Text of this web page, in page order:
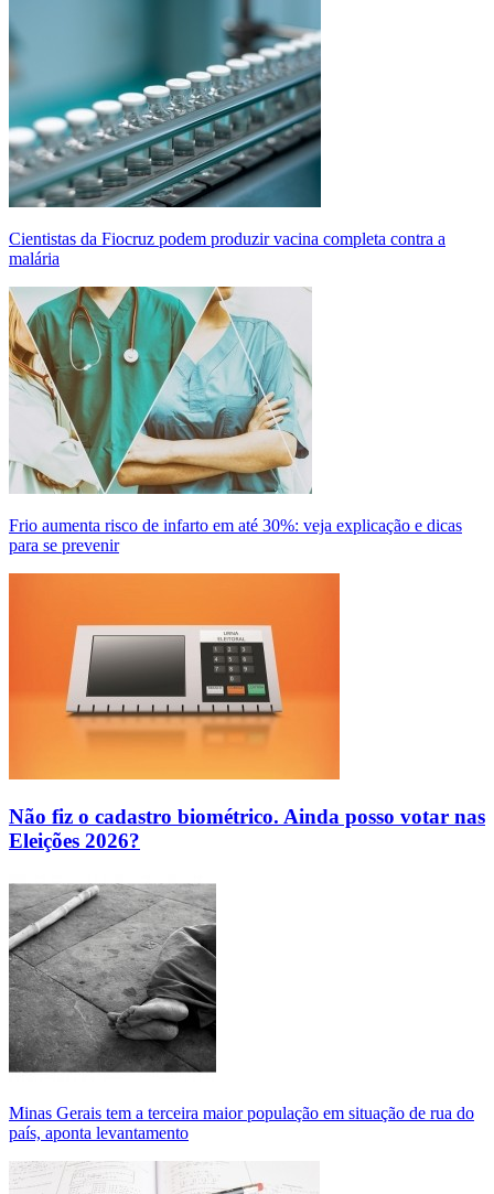
Cientistas da Fiocruz podem produzir vacina completa contra a
malária
Frio aumenta risco de infarto em até 30%: veja explicação e dicas
para se prevenir
Não fiz o cadastro biométrico. Ainda posso votar nas
Eleições 2026?
Minas Gerais tem a terceira maior população em situação de rua do
país, aponta levantamento